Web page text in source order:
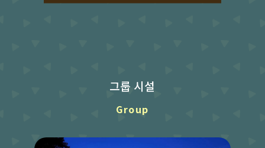
그룹 시설
Group